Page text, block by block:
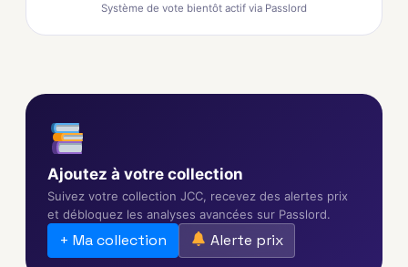
Système de vote bientôt actif via Passlord
Ajoutez à votre collection
Suivez votre collection JCC, recevez des alertes prix
et débloquez les analyses avancées sur Passlord.
+ Ma collection Alerte prix